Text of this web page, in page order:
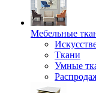
Мебельные
Ткани
Умные